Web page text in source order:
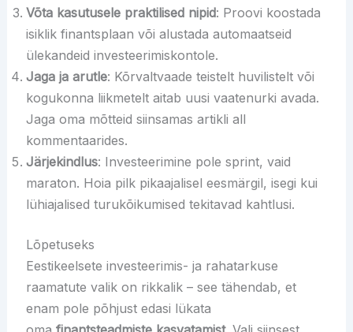
Võta kasutusele praktilised nipid: Proovi koostada
isiklik finantsplaan või alustada automaatseid
ülekandeid investeerimiskontole.
Jaga ja arutle: Kõrvaltvaade teistelt huvilistelt või
kogukonna liikmetelt aitab uusi vaatenurki avada.
Jaga oma mõtteid siinsamas artikli all
kommentaarides.
Järjekindlus: Investeerimine pole sprint, vaid
maraton. Hoia pilk pikaajalisel eesmärgil, isegi kui
lühiajalised turukõikumised tekitavad kahtlusi.
Lõpetuseks
Eestikeelsete investeerimis- ja rahatarkuse
raamatute valik on rikkalik – see tähendab, et
enam pole põhjust edasi lükata